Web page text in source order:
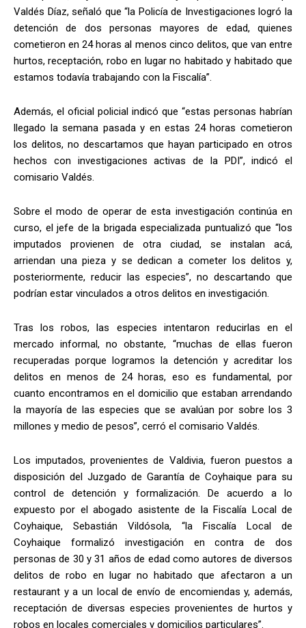
Valdés Díaz, señaló que “la Policía de Investigaciones logró la
detención de dos personas mayores de edad, quienes
cometieron en 24 horas al menos cinco delitos, que van entre
hurtos, receptación, robo en lugar no habitado y habitado que
estamos todavía trabajando con la Fiscalía”.
Además, el oficial policial indicó que “estas personas habrían
llegado la semana pasada y en estas 24 horas cometieron
los delitos, no descartamos que hayan participado en otros
hechos con investigaciones activas de la PDI”, indicó el
comisario Valdés.
Sobre el modo de operar de esta investigación continúa en
curso, el jefe de la brigada especializada puntualizó que “los
imputados provienen de otra ciudad, se instalan acá,
arriendan una pieza y se dedican a cometer los delitos y,
posteriormente, reducir las especies”, no descartando que
podrían estar vinculados a otros delitos en investigación.
Tras los robos, las especies intentaron reducirlas en el
mercado informal, no obstante, “muchas de ellas fueron
recuperadas porque logramos la detención y acreditar los
delitos en menos de 24 horas, eso es fundamental, por
cuanto encontramos en el domicilio que estaban arrendando
la mayoría de las especies que se avalúan por sobre los 3
millones y medio de pesos”, cerró el comisario Valdés.
Los imputados, provenientes de Valdivia, fueron puestos a
disposición del Juzgado de Garantía de Coyhaique para su
control de detención y formalización. De acuerdo a lo
expuesto por el abogado asistente de la Fiscalía Local de
Coyhaique, Sebastián Vildósola, “la Fiscalía Local de
Coyhaique formalizó investigación en contra de dos
personas de 30 y 31 años de edad como autores de diversos
delitos de robo en lugar no habitado que afectaron a un
restaurant y a un local de envío de encomiendas y, además,
receptación de diversas especies provenientes de hurtos y
robos en locales comerciales y domicilios particulares”.